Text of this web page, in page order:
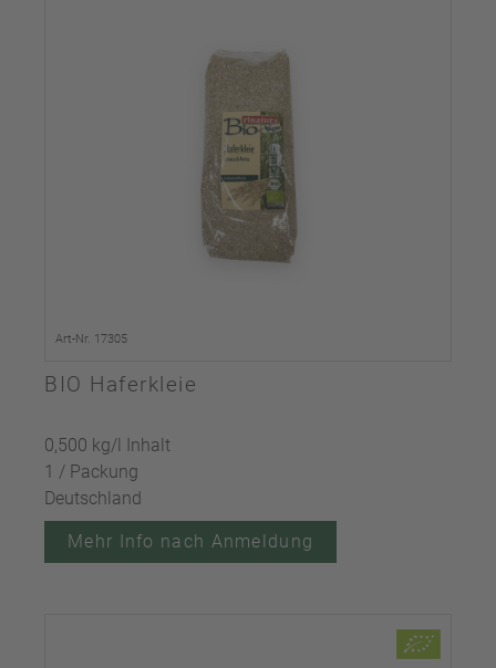
Art-Nr. 17305
BIO Haferkleie
0,500 kg/l Inhalt
1 / Packung
Deutschland
Mehr Info nach Anmeldung